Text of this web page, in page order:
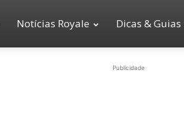
Notícias Royale Dicas & Guias
Publicidade